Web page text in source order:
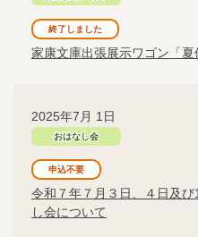
家康文庫出張展示ワゴン「夏
終了しました
2025年7月 1日
おはなし会
令和７年７月３日、４日及
し会について
申込不要